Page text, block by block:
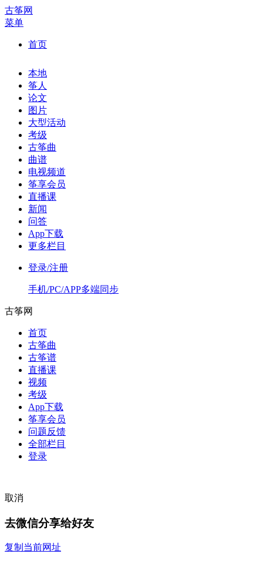
古筝网
菜单
首页
本地
筝人
论文
图片
大型活动
考级
古筝曲
曲谱
电视频道
筝享会员
直播课
新闻
问答
App下载
更多栏目
登录/注册
手机/PC/APP多端同步
古筝网
首页
古筝曲
古筝谱
直播课
视频
考级
App下载
筝享会员
问题反馈
全部栏目
登录
取消
去微信分享给好友
复制当前网址